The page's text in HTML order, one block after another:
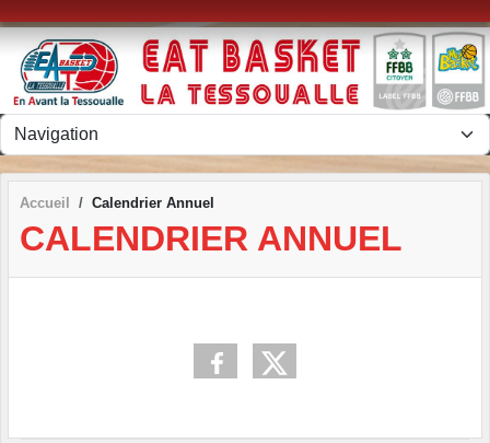
Accueil Calendrier Annuel
CALENDRIER ANNUEL